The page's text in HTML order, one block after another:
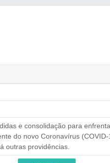
e consolidação para
do novo Coronavírus
outras providências.